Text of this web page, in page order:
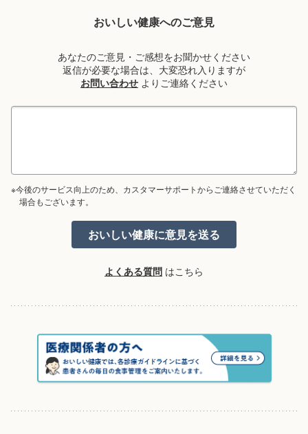
おいしい健康へのご意見
あなたのご意見・ご感想をお聞かせください
返信が必要な場合は、大変恐れ入りますが
お問い合わせ よりご連絡ください
※今後のサービス向上のため、カスタマーサポートからご連絡させていただく
場合もございます。
よくある質問 はこちら